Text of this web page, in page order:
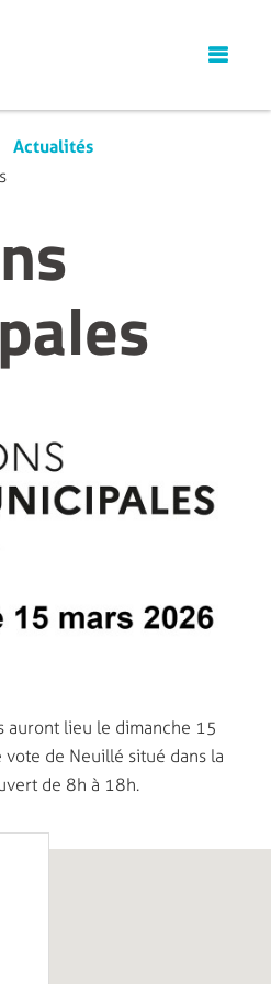
Actualités
auront lieu le dimanche 15
de Neuillé situé dans la
de 8h à 18h.